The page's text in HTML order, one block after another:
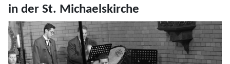
in der St. Michaelskirche